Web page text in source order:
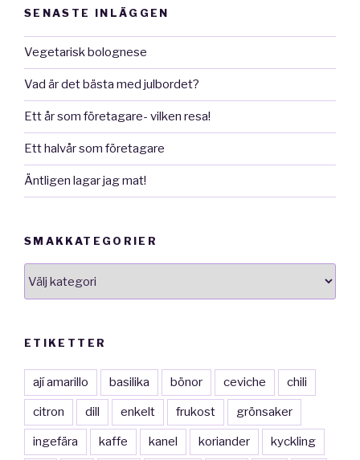
SENASTE INLÄGGEN
Vegetarisk bolognese
Vad är det bästa med julbordet?
Ett år som företagare- vilken resa!
Ett halvår som företagare
Äntligen lagar jag mat!
SMAKKATEGORIER
ETIKETTER
ají amarillo basilika bönor ceviche chili
citron dill enkelt frukost grönsaker
ingefära kaffe kanel koriander kyckling